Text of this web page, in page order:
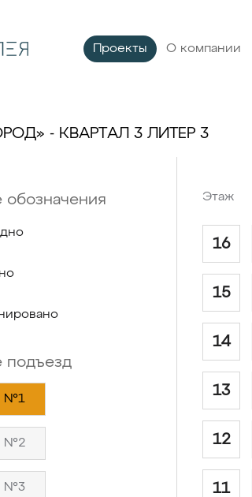
Проекты О компании
- КВАРТАЛ 3 ЛИТЕР 3
обозначения
подъезд
№1
№2
№3
Этаж
16
15
14
13
12
11